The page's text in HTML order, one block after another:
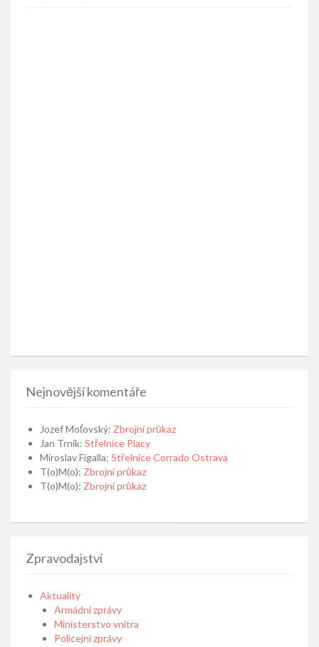
Nejnovější komentáře
Jozef Moťovský: Zbrojní průkaz
Jan Trnik: Střelnice Placy
Miroslav Figalla: Střelnice Corrado Ostrava
T(o)M(o): Zbrojní průkaz
T(o)M(o): Zbrojní průkaz
Zpravodajství
Aktuality
Armádní zprávy
Ministerstvo vnitra
Policejní zprávy